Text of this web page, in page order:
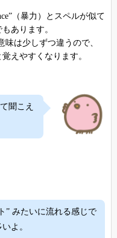
（暴力）とスペルが似て
あります。
味は少しずつ違うので、
えやすくなります。
聞こえ
” みたいに流れる感じで
よ。